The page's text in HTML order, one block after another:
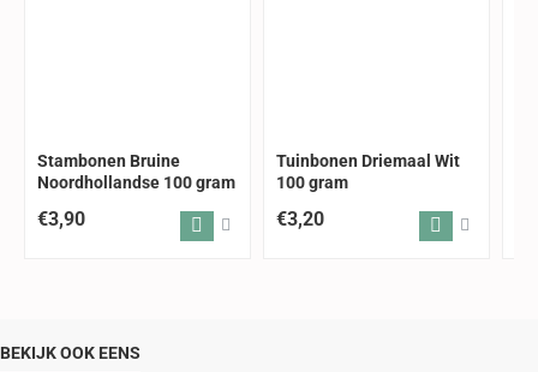
Stambonen Bruine
Noordhollandse 100 gram
€3,90
Tuinbonen Driemaal Wit
100 gram
€3,20
BEKIJK OOK EENS